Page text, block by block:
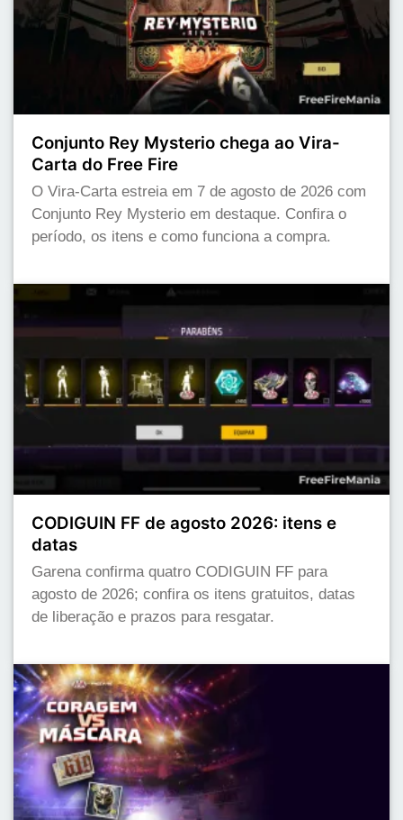
Conjunto Rey Mysterio chega ao Vira-
Carta do Free Fire
O Vira-Carta estreia em 7 de agosto de 2026 com
Conjunto Rey Mysterio em destaque. Confira o
período, os itens e como funciona a compra.
CODIGUIN FF de agosto 2026: itens e
datas
Garena confirma quatro CODIGUIN FF para
agosto de 2026; confira os itens gratuitos, datas
de liberação e prazos para resgatar.